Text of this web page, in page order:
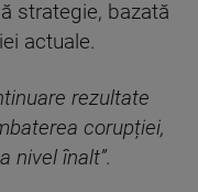
strategie, bazată
actuale.
rezultate
corupției,
nivel înalt”.